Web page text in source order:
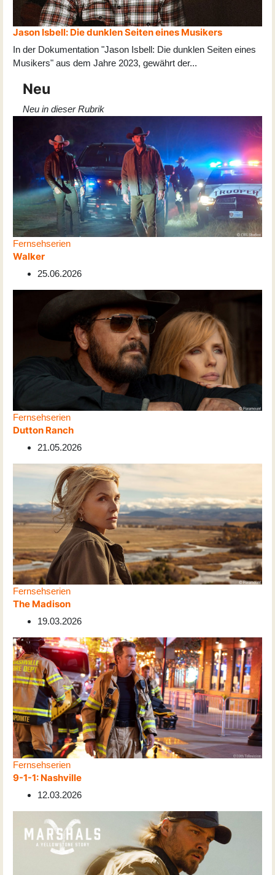
Jason Isbell: Die dunklen Seiten eines Musikers
In der Dokumentation "Jason Isbell: Die dunklen Seiten eines
Musikers" aus dem Jahre 2023, gewährt der...
Neu
Neu in dieser Rubrik
Fernsehserien
Walker
25.06.2026
Fernsehserien
Dutton Ranch
21.05.2026
Fernsehserien
The Madison
19.03.2026
Fernsehserien
9-1-1: Nashville
12.03.2026